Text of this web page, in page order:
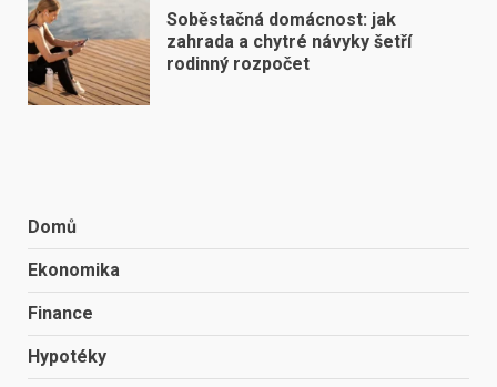
Soběstačná domácnost: jak
zahrada a chytré návyky šetří
rodinný rozpočet
Domů
Ekonomika
Finance
Hypotéky